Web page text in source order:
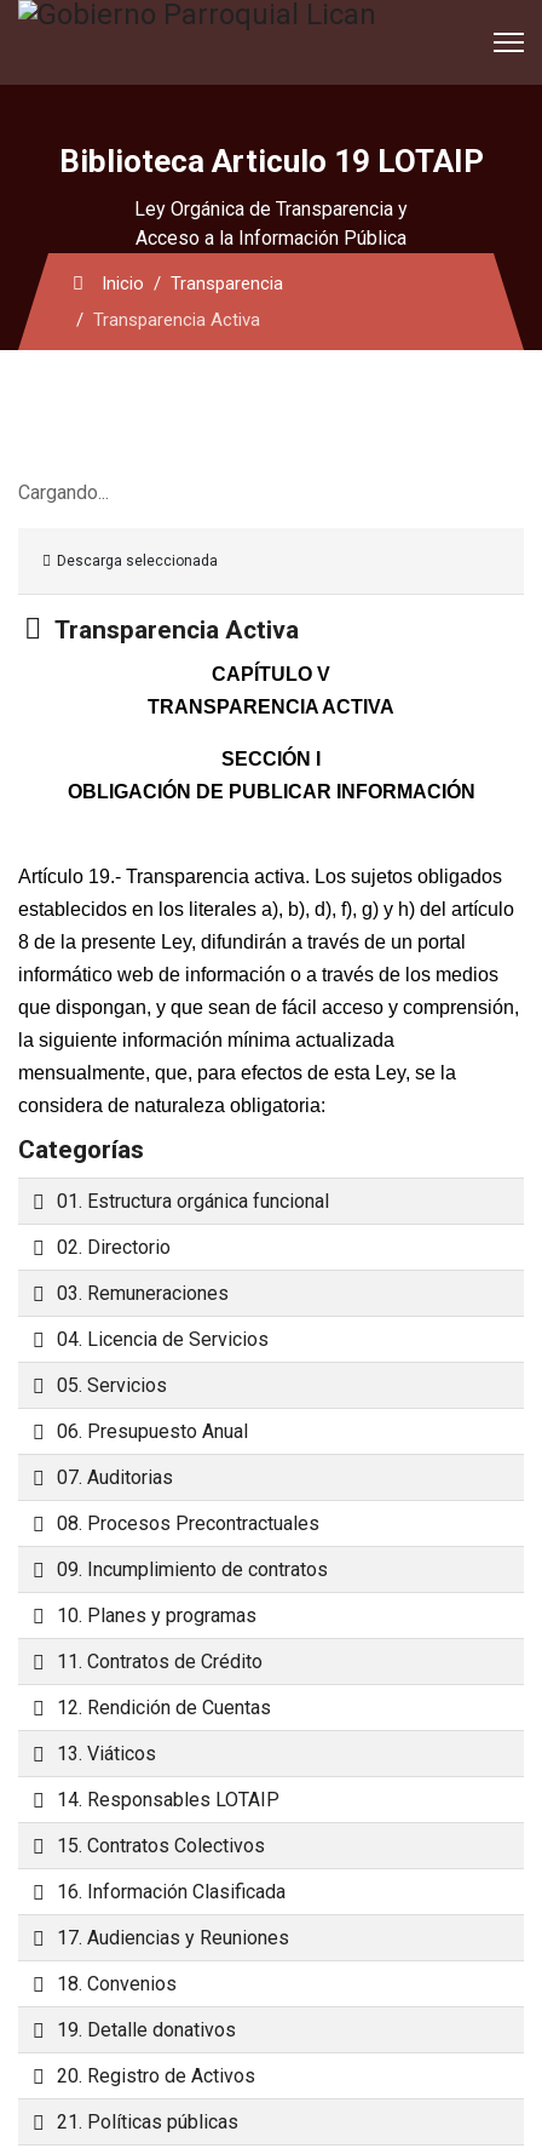
Biblioteca Articulo 19 LOTAIP
Ley Orgánica de Transparencia y
Acceso a la Información Pública
Inicio
Transparencia
Transparencia Activa
Cargando...
Descarga seleccionada
Carpeta
Transparencia Activa
CAPÍTULO V
TRANSPARENCIA ACTIVA
SECCIÓN I
OBLIGACIÓN DE PUBLICAR INFORMACIÓN
Artículo 19.- Transparencia activa. Los sujetos obligados
establecidos en los literales a), b), d), f), g) y h) del artículo
8 de la presente Ley, difundirán a través de un portal
informático web de información o a través de los medios
que dispongan, y que sean de fácil acceso y comprensión,
la siguiente información mínima actualizada
mensualmente, que, para efectos de esta Ley, se la
considera de naturaleza obligatoria:
Categorías
Carpeta
01. Estructura orgánica funcional
Carpeta
02. Directorio
Carpeta
03. Remuneraciones
Carpeta
04. Licencia de Servicios
Carpeta
05. Servicios
Carpeta
06. Presupuesto Anual
Carpeta
07. Auditorias
Carpeta
08. Procesos Precontractuales
Carpeta
09. Incumplimiento de contratos
Carpeta
10. Planes y programas
Carpeta
11. Contratos de Crédito
Carpeta
12. Rendición de Cuentas
Carpeta
13. Viáticos
Carpeta
14. Responsables LOTAIP
Carpeta
15. Contratos Colectivos
Carpeta
16. Información Clasificada
Carpeta
17. Audiencias y Reuniones
Carpeta
18. Convenios
Carpeta
19. Detalle donativos
Carpeta
20. Registro de Activos
Carpeta
21. Políticas públicas